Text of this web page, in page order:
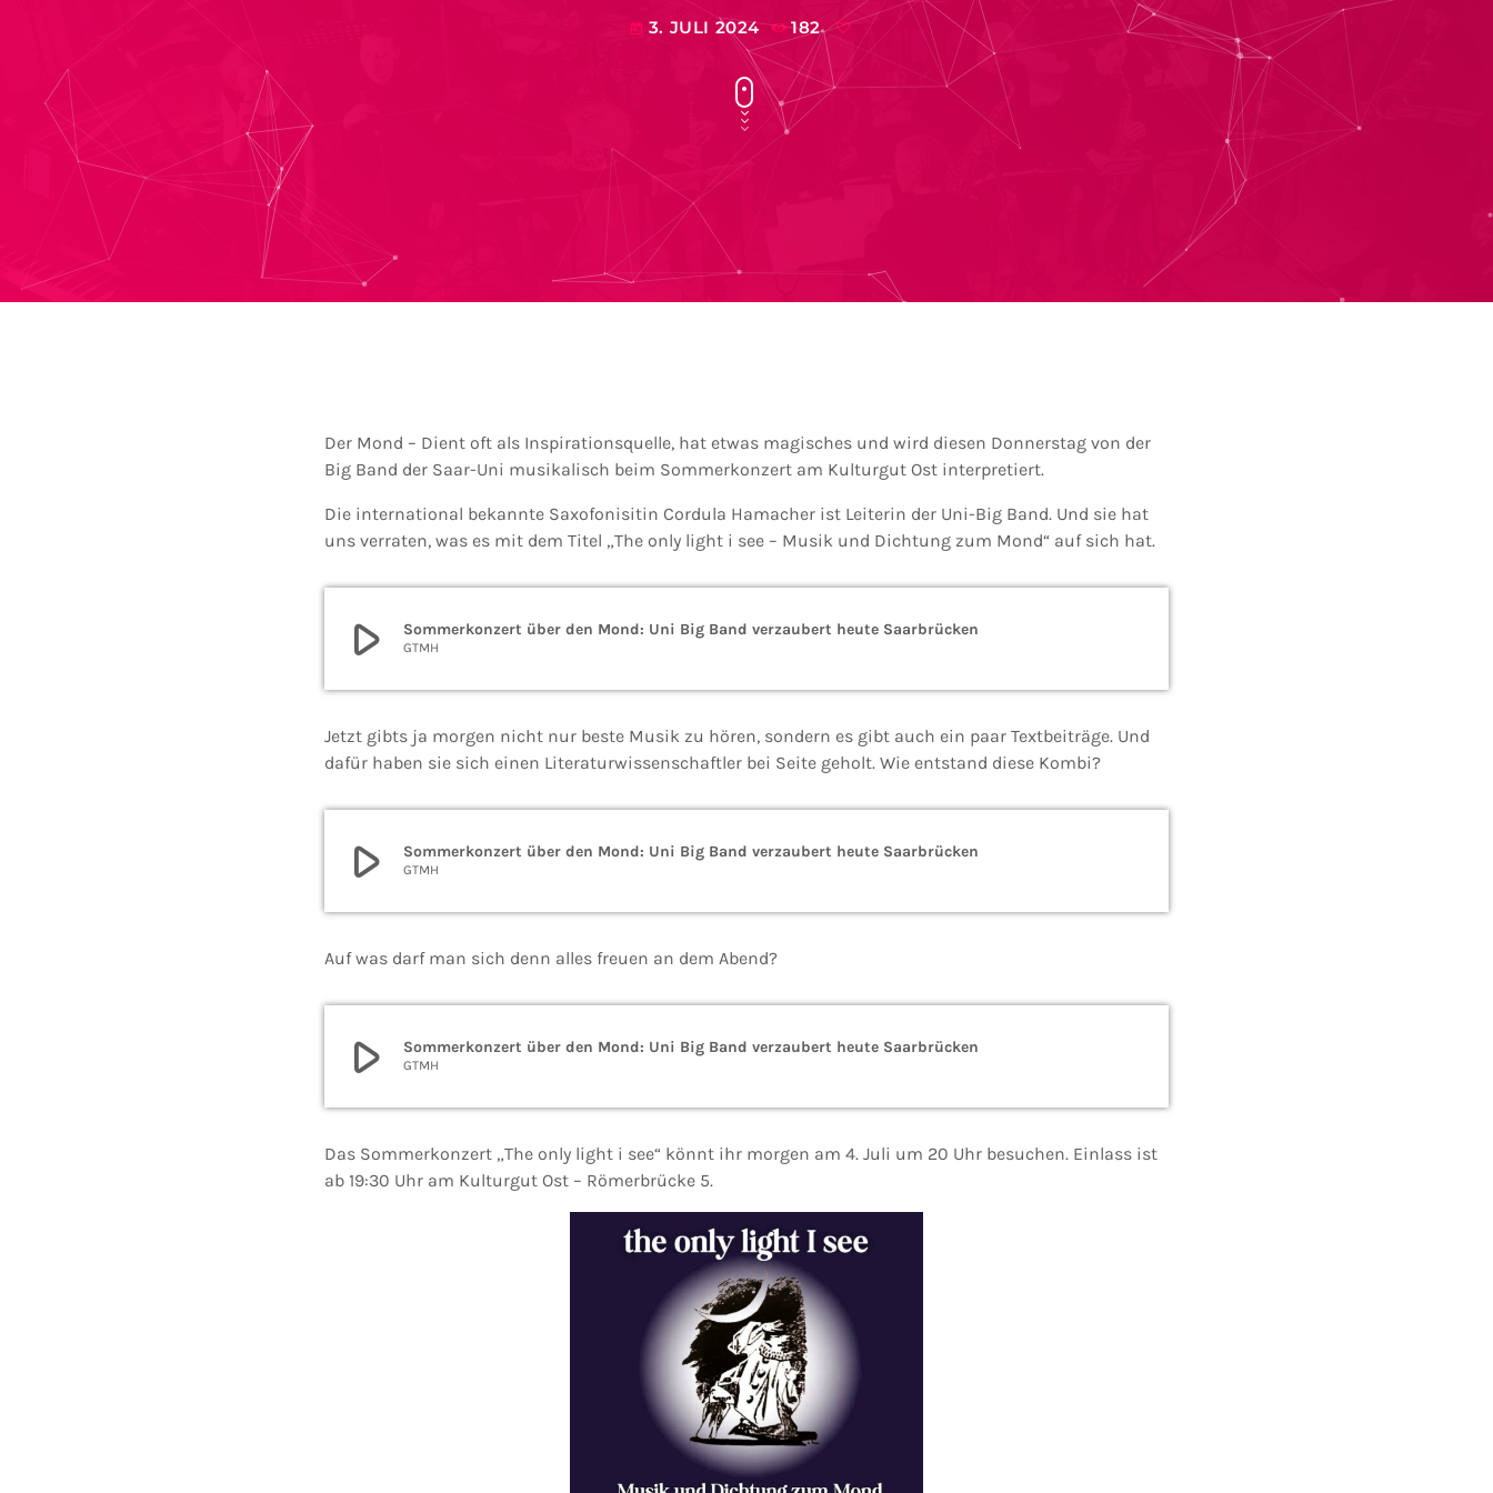
today 3. JULI 2024 182
Der Mond – Dient oft als Inspirationsquelle, hat etwas magisches und wird diesen Donnerstag von der
Big Band der Saar-Uni musikalisch beim Sommerkonzert am Kulturgut Ost interpretiert.
Die international bekannte Saxofonisitin Cordula Hamacher ist Leiterin der Uni-Big Band. Und sie hat
uns verraten, was es mit dem Titel „The only light i see – Musik und Dichtung zum Mond“ auf sich hat.
play_arrow Sommerkonzert über den Mond: Uni Big Band verzaubert heute Saarbrücken
GTMH
Jetzt gibts ja morgen nicht nur beste Musik zu hören, sondern es gibt auch ein paar Textbeiträge. Und
dafür haben sie sich einen Literaturwissenschaftler bei Seite geholt. Wie entstand diese Kombi?
play_arrow Sommerkonzert über den Mond: Uni Big Band verzaubert heute Saarbrücken
GTMH
Auf was darf man sich denn alles freuen an dem Abend?
play_arrow Sommerkonzert über den Mond: Uni Big Band verzaubert heute Saarbrücken
GTMH
Das Sommerkonzert „The only light i see“ könnt ihr morgen am 4. Juli um 20 Uhr besuchen. Einlass ist
ab 19:30 Uhr am Kulturgut Ost – Römerbrücke 5.